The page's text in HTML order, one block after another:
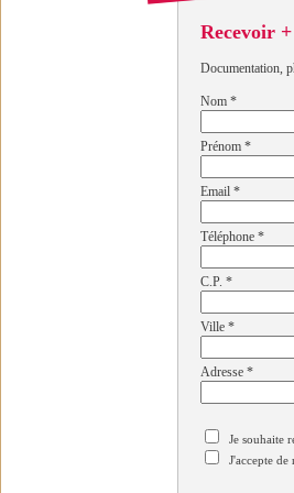
Recevoir
Documentation,
Nom *
Prénom *
Email *
Téléphone *
C.P. *
Ville *
Adresse *
Je souhaite
J'accepte